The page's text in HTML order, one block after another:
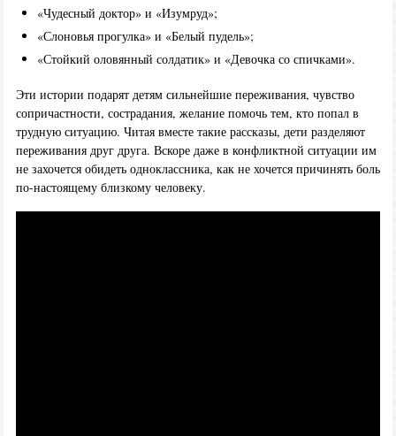
«Чудесный доктор» и «Изумруд»;
«Слоновья прогулка» и «Белый пудель»;
«Стойкий оловянный солдатик» и «Девочка со спичками».
Эти истории подарят детям сильнейшие переживания, чувство
сопричастности, сострадания, желание помочь тем, кто попал в
трудную ситуацию. Читая вместе такие рассказы, дети разделяют
переживания друг друга. Вскоре даже в конфликтной ситуации им
не захочется обидеть одноклассника, как не хочется причинять боль
по-настоящему близкому человеку.